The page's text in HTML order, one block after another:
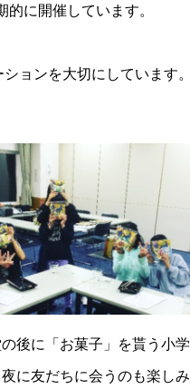
に開催しています。
ョンを大切にしています。
後に「お菓子」を貰う小学
に友だちに会うのも楽しみ